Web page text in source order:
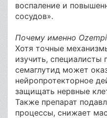
воспаление и
сосудов».
Почему именно
Хотя точные
изучить, специалисты
семаглутид может
нейропротекторное
защищать нервные
Также препарат
процессы, снижает